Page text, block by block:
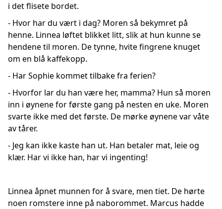
i det flisete bordet.
- Hvor har du vært i dag? Moren så bekymret på
henne. Linnea løftet blikket litt, slik at hun kunne se
hendene til moren. De tynne, hvite fingrene knuget
om en blå kaffekopp.
- Har Sophie kommet tilbake fra ferien?
- Hvorfor lar du han være her, mamma? Hun så moren
inn i øynene for første gang på nesten en uke. Moren
svarte ikke med det første. De mørke øynene var våte
av tårer.
- Jeg kan ikke kaste han ut. Han betaler mat, leie og
klær. Har vi ikke han, har vi ingenting!
Linnea åpnet munnen for å svare, men tiet. De hørte
noen romstere inne på naborommet. Marcus hadde